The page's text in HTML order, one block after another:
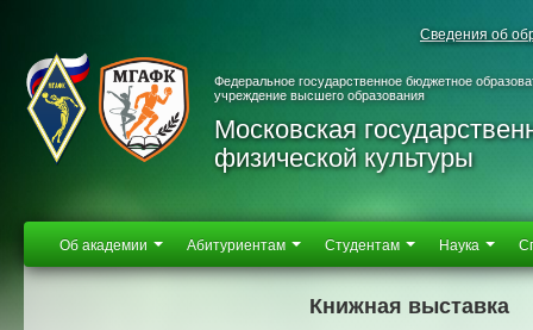
Сведения об
Федеральное государственное бюджетное
учреждение высшего образования
Московская
физической культуры
Об академии Абитуриентам Студентам Наука
Книжная выставка